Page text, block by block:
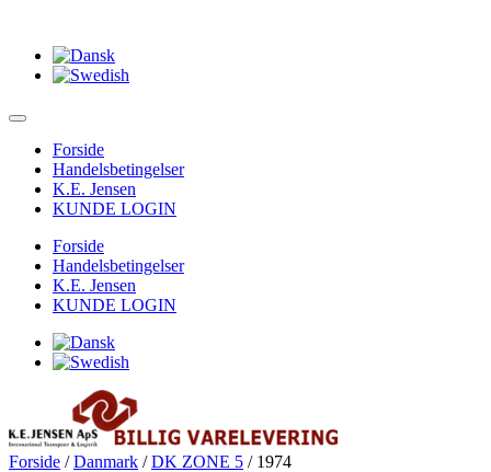
Forside
Handelsbetingelser
K.E. Jensen
KUNDE LOGIN
Forside
Handelsbetingelser
K.E. Jensen
KUNDE LOGIN
Forside /Danmark /DK ZONE 5 / 1974